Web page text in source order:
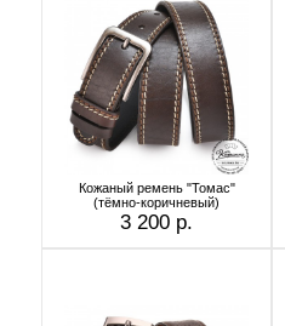
Кожаный ремень "Томас"
(тёмно-коричневый)
3 200 р.